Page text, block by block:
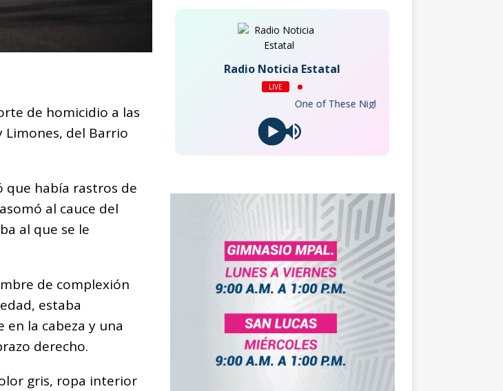
de homicidio a las
Limones, del Barrio
que había rastros de
al cauce del
al que se le
de complexión
estaba
la cabeza y una
derecho.
gris, ropa interior
Radio Noticia Estatal
LIVE
One of These Nights (2018 Remaster)